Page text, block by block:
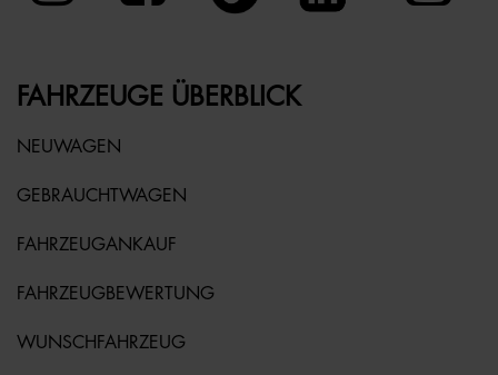
FAHRZEUGE ÜBERBLICK
NEUWAGEN
GEBRAUCHTWAGEN
FAHRZEUGANKAUF
FAHRZEUGBEWERTUNG
WUNSCHFAHRZEUG